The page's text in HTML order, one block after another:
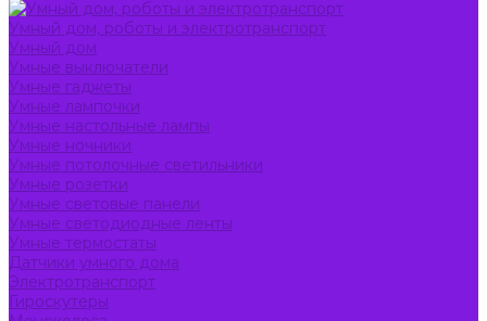
Умный дом, роботы и электротранспорт
Умный дом
Умные выключатели
Умные гаджеты
Умные лампочки
Умные настольные лампы
Умные ночники
Умные потолочные светильники
Умные розетки
Умные световые панели
Умные светодиодные ленты
Умные термостаты
Датчики умного дома
Электротранспорт
Гироскутеры